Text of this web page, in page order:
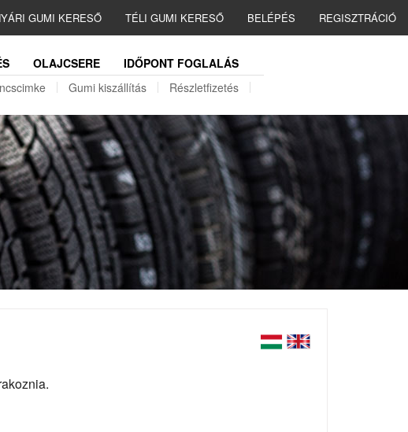
GUMI KERESŐ TÉLI GUMI KERESŐ BELÉPÉS REGISZTRÁCIÓ
OLAJCSERE
IDŐPONT FOGLALÁS
Gumi kiszállítás Részletfizetés